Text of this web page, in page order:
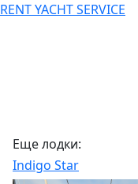
RENT YACHT SERVICE
Еще лодки:
Indigo Star